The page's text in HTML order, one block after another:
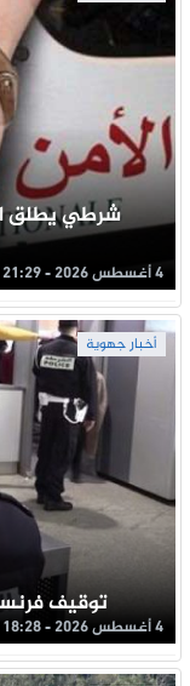
شرطي يطلق
4 أغسطس 2026 - 21:29
أخبار جهوية
توقيف
4 أغسطس 2026 - 18:28